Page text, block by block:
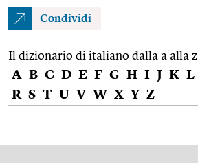
Condividi
Il dizionario di italiano dalla a alla z
A B C D E F G H I J K L
R S T U V W X Y Z